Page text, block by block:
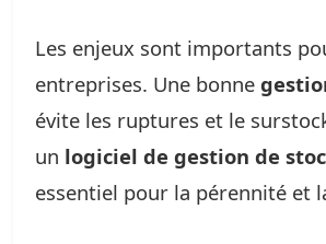
Les enjeux sont importants
entreprises. Une bonne
évite les ruptures et le
un logiciel de gestion de
essentiel pour la pérennité et